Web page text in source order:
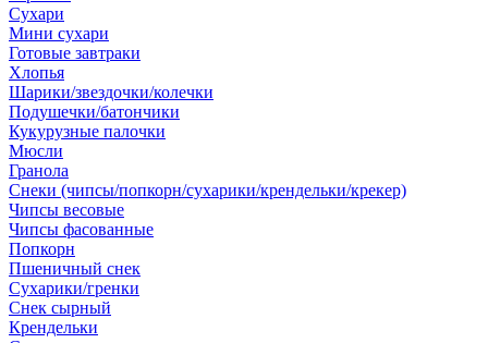
Сухари
Мини сухари
Готовые завтраки
Хлопья
Шарики/звездочки/колечки
Подушечки/батончики
Кукурузные палочки
Мюсли
Гранола
Снеки (чипсы/попкорн/сухарики/крендельки/крекер)
Чипсы весовые
Чипсы фасованные
Попкорн
Пшеничный снек
Сухарики/гренки
Снек сырный
Крендельки